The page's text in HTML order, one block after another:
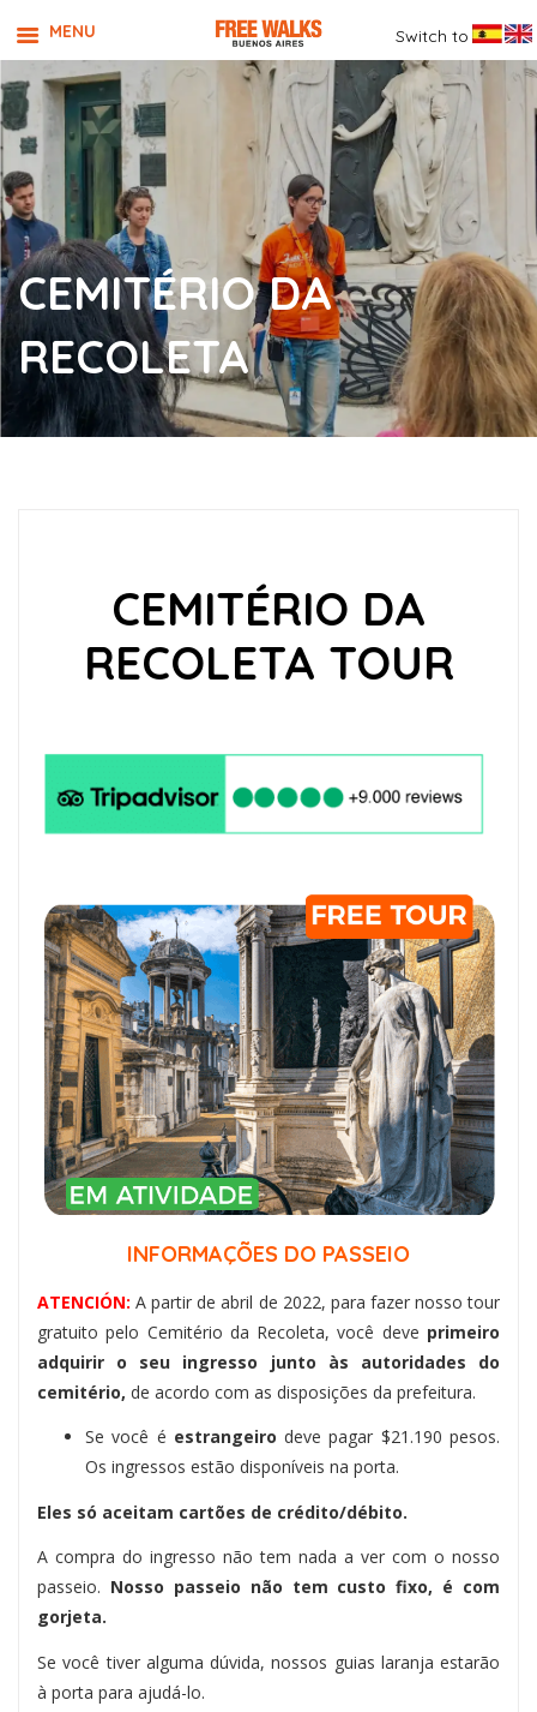
CEMITÉRIO DA
RECOLETA
CEMITÉRIO DA
RECOLETA TOUR
INFORMAÇÕES DO PASSEIO
ATENCIÓN: A partir de abril de 2022, para fazer nosso tour
gratuito pelo Cemitério da Recoleta, você deve primeiro
adquirir o seu ingresso junto às autoridades do
cemitério, de acordo com as disposições da prefeitura.
Se você é estrangeiro deve pagar $21.190 pesos.
Os ingressos estão disponíveis na porta.
Eles só aceitam cartões de crédito/débito.
A compra do ingresso não tem nada a ver com o nosso
passeio. Nosso passeio não tem custo fixo, é com
gorjeta.
Se você tiver alguma dúvida, nossos guias laranja estarão
à porta para ajudá-lo.
MENU Switch to